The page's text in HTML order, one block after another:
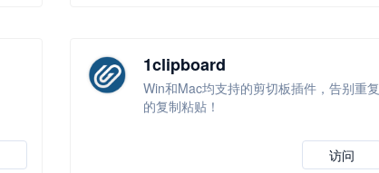
1clipboard
Win和Mac均支持的剪切板插件，告别重复
的复制粘贴！
访问